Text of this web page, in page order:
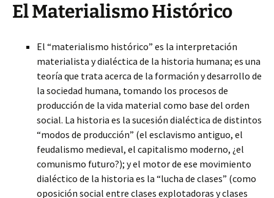
El Materialismo Histórico
El “materialismo histórico” es la interpretación
materialista y dialéctica de la historia humana; es una
teoría que trata acerca de la formación y desarrollo de
la sociedad humana, tomando los procesos de
producción de la vida material como base del orden
social. La historia es la sucesión dialéctica de distintos
“modos de producción” (el esclavismo antiguo, el
feudalismo medieval, el capitalismo moderno, ¿el
comunismo futuro?); y el motor de ese movimiento
dialéctico de la historia es la “lucha de clases” (como
oposición social entre clases explotadoras y clases